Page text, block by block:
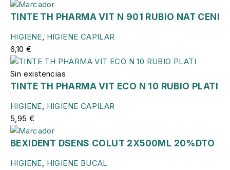
TINTE TH PHARMA VIT N 901 RUBIO NAT CENI
HIGIENE, HIGIENE CAPILAR
6,10 €
Sin existencias
TINTE TH PHARMA VIT ECO N 10 RUBIO PLATI
HIGIENE, HIGIENE CAPILAR
5,95 €
BEXIDENT DSENS COLUT 2X500ML 20%DTO
HIGIENE, HIGIENE BUCAL